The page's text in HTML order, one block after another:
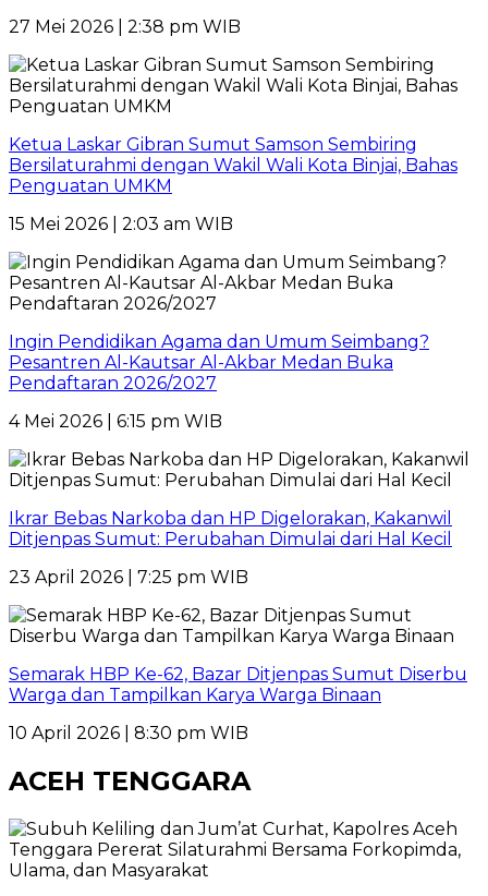
27 Mei 2026 | 2:38 pm WIB
Ketua Laskar Gibran Sumut Samson Sembiring
Bersilaturahmi dengan Wakil Wali Kota Binjai, Bahas
Penguatan UMKM
15 Mei 2026 | 2:03 am WIB
Ingin Pendidikan Agama dan Umum Seimbang?
Pesantren Al-Kautsar Al-Akbar Medan Buka
Pendaftaran 2026/2027
4 Mei 2026 | 6:15 pm WIB
Ikrar Bebas Narkoba dan HP Digelorakan, Kakanwil
Ditjenpas Sumut: Perubahan Dimulai dari Hal Kecil
23 April 2026 | 7:25 pm WIB
Semarak HBP Ke-62, Bazar Ditjenpas Sumut Diserbu
Warga dan Tampilkan Karya Warga Binaan
10 April 2026 | 8:30 pm WIB
ACEH TENGGARA